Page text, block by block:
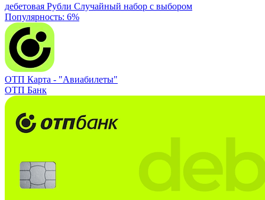
дебетовая Рубли Случайный набор с выбором
Популярность: 6%
ОТП Карта - "Авиабилеты"
ОТП Банк